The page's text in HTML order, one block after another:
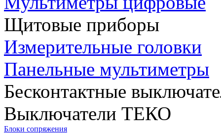
Щитовые приборы
Измерительные головки
Панельные мультиметры
Бесконтактные
Выключатели ТЕКО
Блоки сопряжения